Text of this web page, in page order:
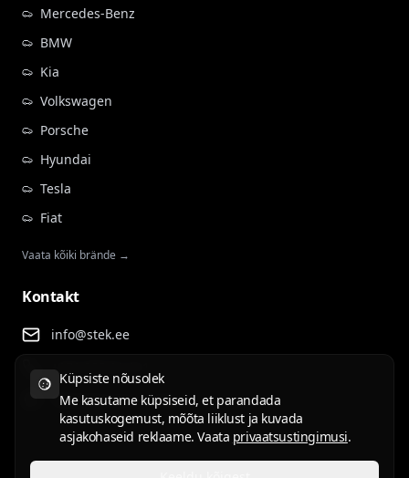
Mercedes-Benz
BMW
Kia
Volkswagen
Porsche
Hyundai
Tesla
Fiat
Vaata kõiki brände →
Kontakt
info@stek.ee
+372 555 81 911
Rehepapi tee 4, Tartu
Küpsiste nõusolek
Me kasutame küpsiseid, et parandada
kasutuskogemust, mõõta liiklust ja kuvada
asjakohaseid reklaame. Vaata privaatsustingimusi.